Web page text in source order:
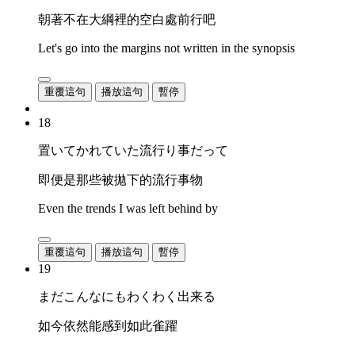
朝著不在大綱裡的空白處前行吧
Let's go into the margins not written in the synopsis
重覆這句 播放這句 暫停
18
置いてかれていた流行り事だって
即便是那些被拋下的流行事物
Even the trends I was left behind by
重覆這句 播放這句 暫停
19
まだこんなにもわくわく出来る
如今依然能感到如此雀躍